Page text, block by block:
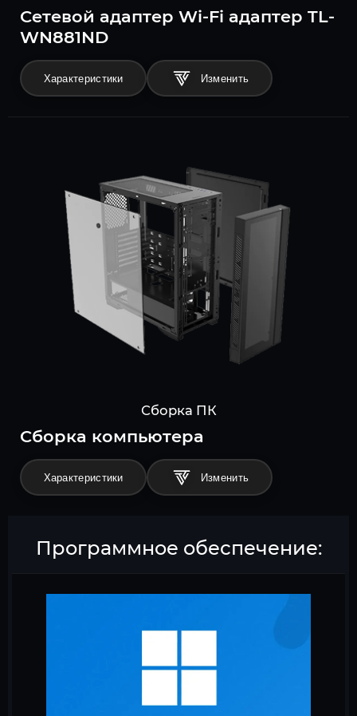
Сетевой адаптер Wi-Fi адаптер TL-
WN881ND
Характеристики
Сборка ПК
Cборка компьютера
Характеристики
Программное обеспечение: